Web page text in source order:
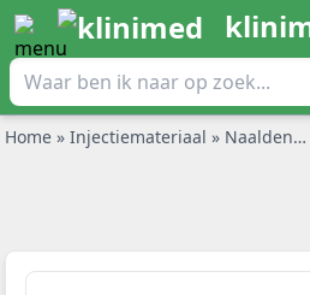
Home » Injectiemateriaal » Naaldencontainer